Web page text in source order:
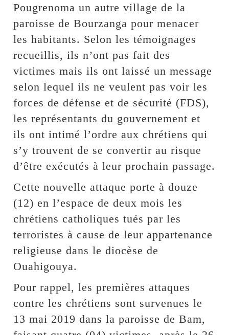
Pougrenoma un autre village de la
paroisse de Bourzanga pour menacer
les habitants. Selon les témoignages
recueillis, ils n’ont pas fait des
victimes mais ils ont laissé un message
selon lequel ils ne veulent pas voir les
forces de défense et de sécurité (FDS),
les représentants du gouvernement et
ils ont intimé l’ordre aux chrétiens qui
s’y trouvent de se convertir au risque
d’être exécutés à leur prochain passage.
Cette nouvelle attaque porte à douze
(12) en l’espace de deux mois les
chrétiens catholiques tués par les
terroristes à cause de leur appartenance
religieuse dans le diocèse de
Ouahigouya.
Pour rappel, les premières attaques
contre les chrétiens sont survenues le
13 mai 2019 dans la paroisse de Bam,